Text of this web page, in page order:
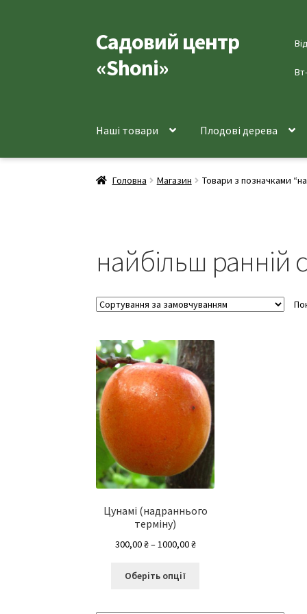
Перейти
до
навігації
Перейти
до
вмісту
Садовий центр
«Shoni»
Наші товари Плодові дерева
Головна Магазин Товари з позначками
найбільш ранній
Цунамі (надраннього
терміну)
300,00₴– 1000,00₴Діапазон
Оберіть опції